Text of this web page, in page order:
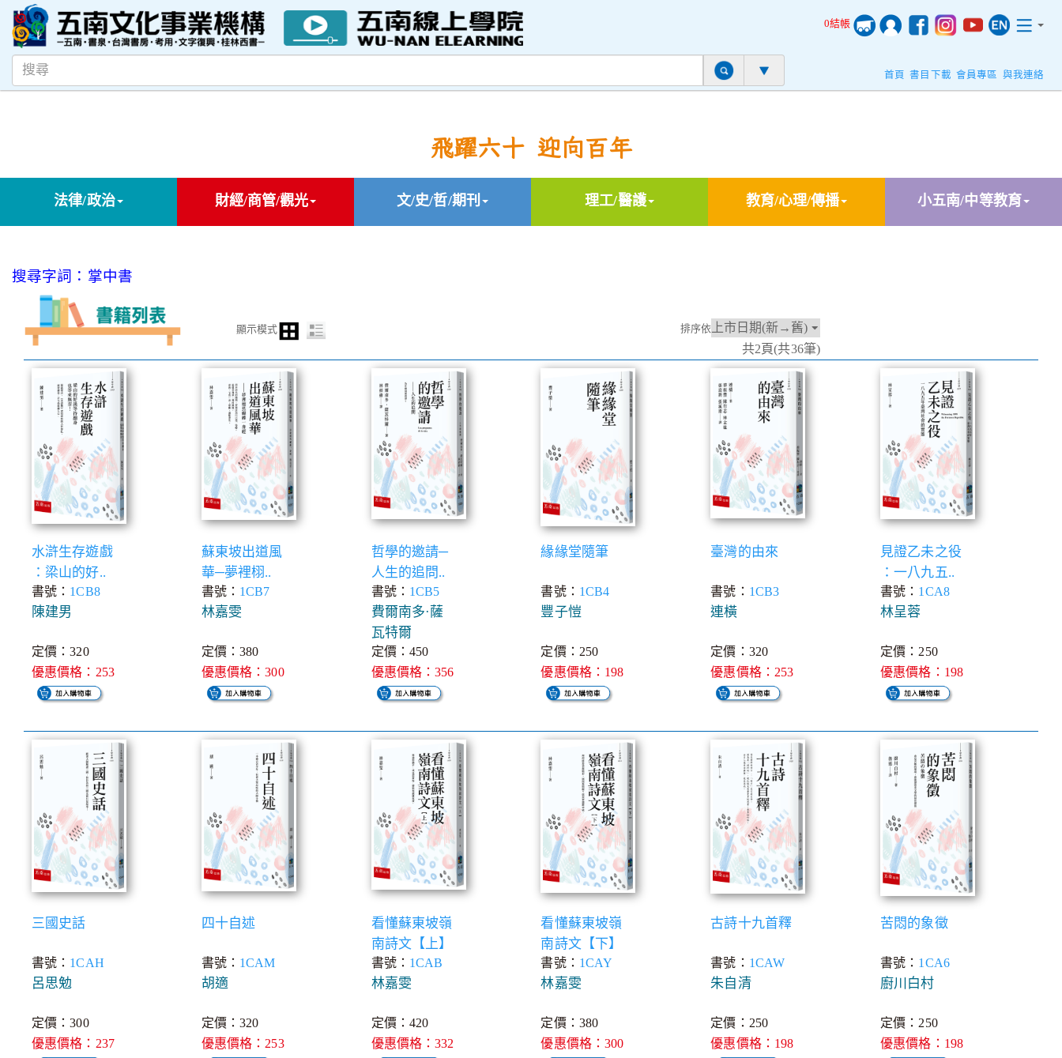
0結帳
首頁 書目下載 會員專區 與我連絡
飛躍六十 迎向百年
法律/政治 財經/商管/觀光 文/史/哲/期刊 理工/醫護 教育/心理/傳播 小五南/中等教育
搜尋字詞：掌中書
顯示模式 排序依
共2頁(共36筆)
水滸生存遊戲
：梁山的好..
書號： 1CB8
陳建男
定價：320
優惠價格：253
蘇東坡出道風
華─夢裡栩..
書號： 1CB7
林嘉雯
定價：380
優惠價格：300
哲學的邀請─
人生的追問..
書號： 1CB5
費爾南多·薩
瓦特爾
定價：450
優惠價格：356
緣緣堂隨筆
書號： 1CB4
豐子愷
定價：250
優惠價格：198
臺灣的由來
書號： 1CB3
連橫
定價：320
優惠價格：253
見證乙未之役
：一八九五..
書號： 1CA8
林呈蓉
定價：250
優惠價格：198
三國史話
書號： 1CAH
呂思勉
定價：300
優惠價格：237
四十自述
書號： 1CAM
胡適
定價：320
優惠價格：253
看懂蘇東坡嶺
南詩文【上】
書號： 1CAB
林嘉雯
定價：420
優惠價格：332
看懂蘇東坡嶺
南詩文【下】
書號： 1CAY
林嘉雯
定價：380
優惠價格：300
古詩十九首釋
書號： 1CAW
朱自清
定價：250
優惠價格：198
苦悶的象徵
書號： 1CA6
廚川白村
定價：250
優惠價格：198